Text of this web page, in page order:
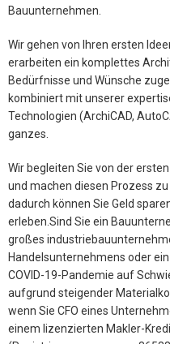
Bauunternehmen.
Wir gehen von Ihren ersten
erarbeiten ein komplettes
Bedürfnisse und Wünsche
kombiniert mit unserer
Technologien (ArchiCAD,
ganzes.
Wir begleiten Sie von der
und machen diesen Prozess
dadurch können Sie Geld
erleben.Sind Sie ein
großes
Handelsunternehmens oder
COVID-19-Pandemie auf
aufgrund steigender
wenn Sie CFO eines
einem lizenzierten Makler-